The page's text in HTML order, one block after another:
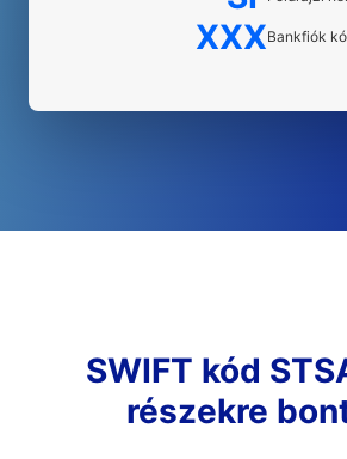
XXXBankfiók
SWIFT kód
részekre